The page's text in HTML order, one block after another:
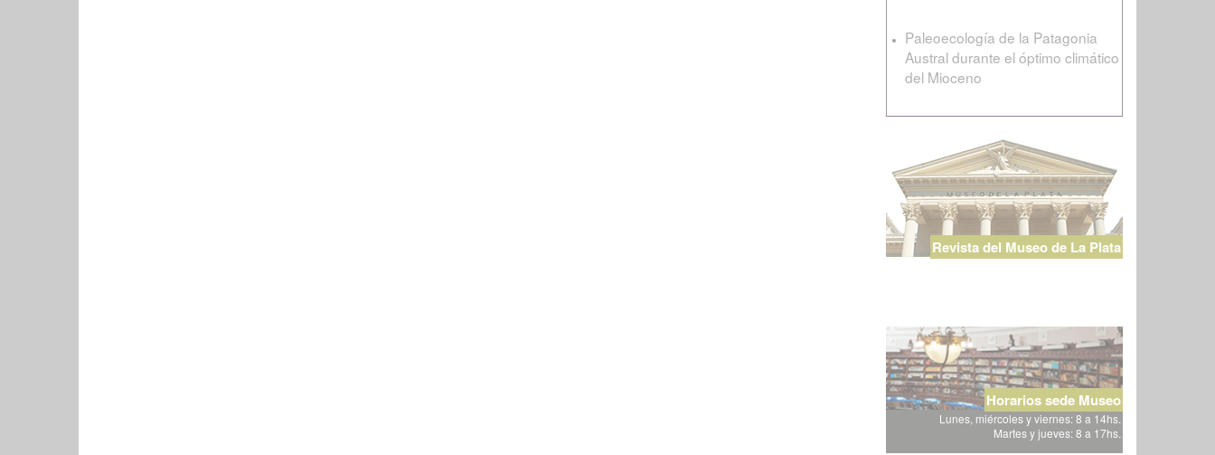
Paleoecología de la Patagonia
Austral durante el óptimo climático
del Mioceno
Revista del Museo de La Plata
Horarios sede Museo
Lunes, miércoles y viernes: 8 a 14hs.
Martes y jueves: 8 a 17hs.